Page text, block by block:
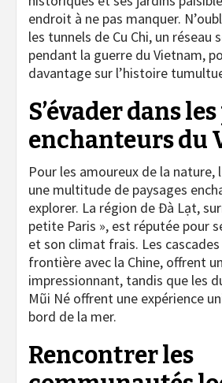
endroit à ne pas manquer.
les tunnels de Cu Chi, un réseau
pendant la guerre du Vietnam,
davantage sur l’histoire
S’évader dans
enchanteurs du
Pour les amoureux de la nature,
une multitude de paysages
explorer. La région de Đà Lạt,
petite Paris », est réputée pour
et son climat frais. Les cascades
frontière avec la Chine, offrent
impressionnant, tandis que les
Mũi Né offrent une expérience
bord de la mer.
Rencontrer les